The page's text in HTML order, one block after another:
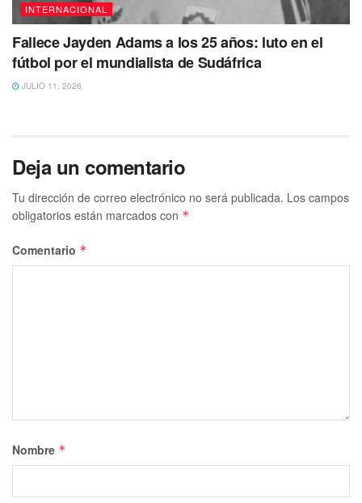
INTERNACIONAL
Fallece Jayden Adams a los 25 años: luto en el
fútbol por el mundialista de Sudáfrica
JULIO 11, 2026
Deja un comentario
Tu dirección de correo electrónico no será publicada. Los campos
obligatorios están marcados con *
Comentario *
Nombre *